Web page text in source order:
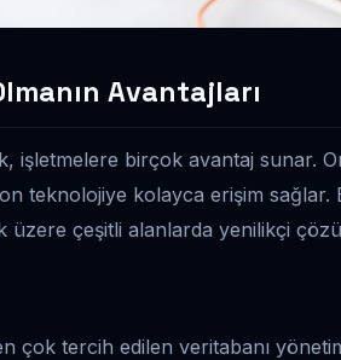
Avantajları
işletmelere birçok avantaj sunar.
teknolojiye kolayca erişim sağlar.
üzere çeşitli alanlarda yenilikçi
çok tercih edilen veritabanı